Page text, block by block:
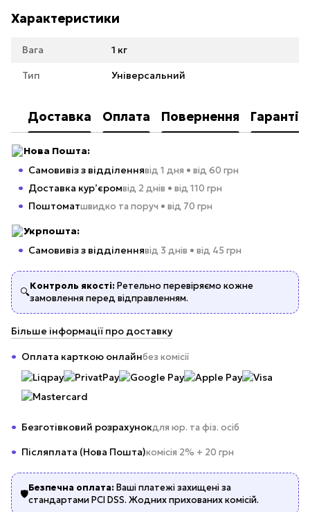
Характеристики
Вага 1 кг
Тип Універсальний
Доставка Оплата Повернення Гарантія
Нова Пошта:
Самовивіз з відділеннявід 1 дня • від 60 грн
Доставка кур’єромвід 2 днів • від 110 грн
Поштоматшвидко та поруч • від 70 грн
Укрпошта:
Самовивіз з відділеннявід 3 днів • від 45 грн
🔍
Контроль якості: Ретельно перевіряємо кожне
замовлення перед відправленням.
Більше інформації про доставку
Оплата карткою онлайнбез комісії
Безготівковий розрахунокдля юр. та фіз. осіб
Післяплата (Нова Пошта)комісія 2% + 20 грн
🛡️
Безпечна оплата: Ваші платежі захищені за
стандартами PCI DSS. Жодних прихованих комісій.